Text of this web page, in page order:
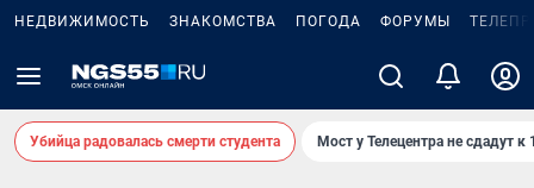
НЕДВИЖИМОСТЬ ЗНАКОМСТВА ПОГОДА ФОРУМЫ
Убийца радовалась смерти студента Мост у Телецентра не сдадут к